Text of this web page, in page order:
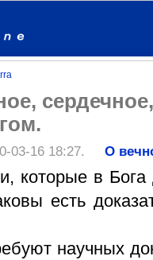
03-16 18:27. О
которые в Бога
есть
научных